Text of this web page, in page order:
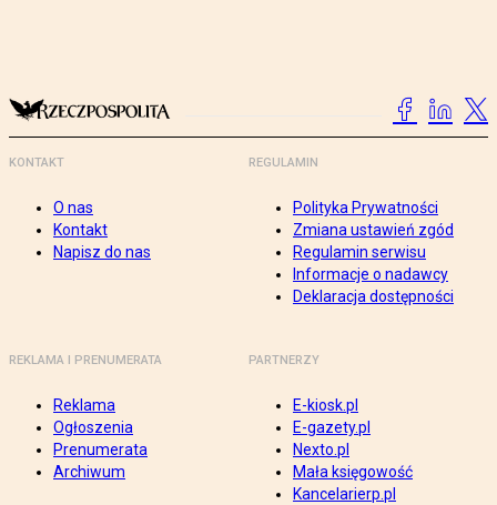
KONTAKT
O nas
Kontakt
Napisz do nas
REGULAMIN
Polityka Prywatności
Zmiana ustawień zgód
Regulamin serwisu
Informacje o nadawcy
Deklaracja dostępności
REKLAMA I PRENUMERATA
Reklama
Ogłoszenia
Prenumerata
Archiwum
PARTNERZY
E-kiosk.pl
E-gazety.pl
Nexto.pl
Mała księgowość
Kancelarierp.pl